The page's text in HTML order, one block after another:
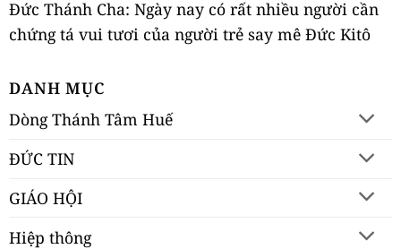
Đức Thánh Cha: Ngày nay có rất nhiều người cần
chứng tá vui tươi của người trẻ say mê Đức Kitô
DANH MỤC
Dòng Thánh Tâm Huế
ĐỨC TIN
GIÁO HỘI
Hiệp thông